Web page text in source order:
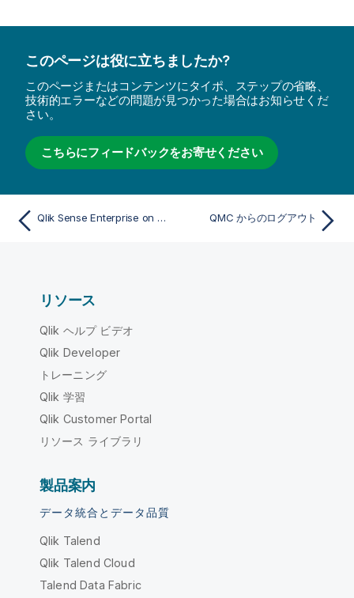
このページは役に立ちましたか?
このページまたはコンテンツにタイポ、ステップの省略、
技術的エラーなどの問題が見つかった場合はお知らせくだ
さい。
こちらにフィードバックをお寄せください
Qlik Sense Enterprise on Windows サイトの管理 QMC からのログアウト
リソース
Qlik ヘルプ ビデオ
Qlik Developer
トレーニング
Qlik 学習
Qlik Customer Portal
リソース ライブラリ
製品案内
データ統合とデータ品質
Qlik Talend
Qlik Talend Cloud
Talend Data Fabric